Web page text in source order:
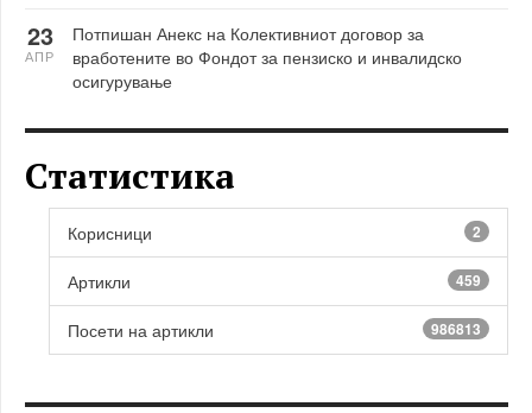
Потпишан Анекс на Колективниот договор за
вработените во Фондот за пензиско и инвалидско
осигурување
23
АПР
Статистика
Корисници 2
Артикли 459
Посети на артикли 986813